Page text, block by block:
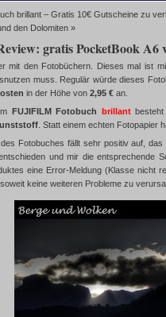
brillant – Gratis 10€ Gutscheine zu
den Dolomiten »
gratis PocketBook A6
mit den Fotobüchern. Dieses mal ist
muss. Regulär würde dieses
in der Höhe von 2,95 € an.
FUJIFILM Fotobuch brillantbesteht
. Statt einem echten Fotopapier
Fotobuches fällt sehr positiv auf,
entschieden und mir die
eine Error-Meldung (Klasse nicht
keine weiteren Probleme zu